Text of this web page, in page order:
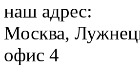
наш адрес:
Москва,
офис 4